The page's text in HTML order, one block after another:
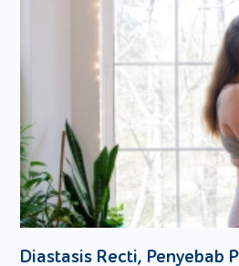
merupakan salah satu hal
oleh Moms saat mengurus Si
juga tidak baik digunakan
terlalu lama. Moms harus
tidak terjadi ruam popok pada
Penggantian popok dianjurkan
waktu 3 sampai 4 jam sekali.
untuk bayi yang baru lahir.
sering buang air dan kondisi
ketika bayi tidak buang air
Kecil.
Diastasis Recti, Penyebab